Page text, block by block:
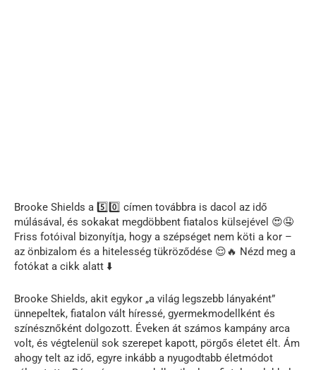
Brooke Shields a 5️⃣0️⃣ címen továbbra is dacol az idő
múlásával, és sokakat megdöbbent fiatalos külsejével 😍🤤
Friss fotóival bizonyítja, hogy a szépséget nem köti a kor –
az önbizalom és a hitelesség tükröződése 😌🔥 Nézd meg a
fotókat a cikk alatt ⬇️
Brooke Shields, akit egykor „a világ legszebb lányaként”
ünnepeltek, fiatalon vált híressé, gyermekmodellként és
színésznőként dolgozott. Éveken át számos kampány arca
volt, és végtelenül sok szerepet kapott, pörgős életet élt. Ám
ahogy telt az idő, egyre inkább a nyugodtabb életmódot